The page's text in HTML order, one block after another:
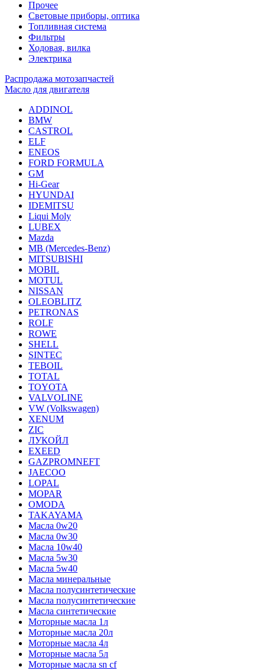
Прочее
Световые приборы, оптика
Топливная система
Фильтры
Ходовая, вилка
Электрика
Распродажа мотозапчастей
Масло для двигателя
ADDINOL
BMW
CASTROL
ELF
ENEOS
FORD FORMULA
GM
Hi-Gear
HYUNDAI
IDEMITSU
Liqui Moly
LUBEX
Mazda
MB (Mercedes-Вenz)
MITSUBISHI
MOBIL
MOTUL
NISSAN
OLEOBLITZ
PETRONAS
ROLF
ROWE
SHELL
SINTEC
TEBOIL
TOTAL
TOYOTA
VALVOLINE
VW (Volkswagen)
XENUM
ZIC
ЛУКОЙЛ
EXEED
GAZPROMNEFT
JAECOO
LOPAL
MOPAR
OMODA
TAKAYAMA
Масла 0w20
Масла 0w30
Масла 10w40
Масла 5w30
Масла 5w40
Масла минеральные
Масла полусинтетические
Масла полусинтетические
Масла синтетические
Моторные масла 1л
Моторные масла 20л
Моторные масла 4л
Моторные масла 5л
Моторные масла sn cf